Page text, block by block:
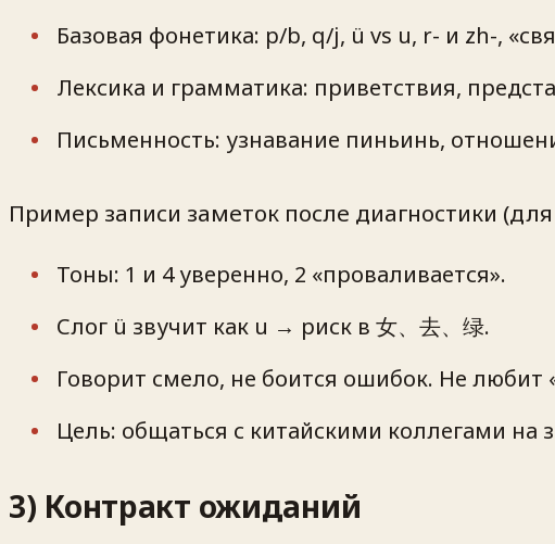
Базовая фонетика: p/b, q/j, ü vs u, r- и zh-,
Лексика и грамматика: приветствия,
Письменность: узнавание пиньинь,
Пример записи заметок после диагностики (для
Тоны: 1 и 4 уверенно, 2 «проваливается».
Слог ü звучит как u → риск в 女、去、绿.
Говорит смело, не боится ошибок. Не
Цель: общаться с китайскими коллегами на
3) Контракт ожиданий